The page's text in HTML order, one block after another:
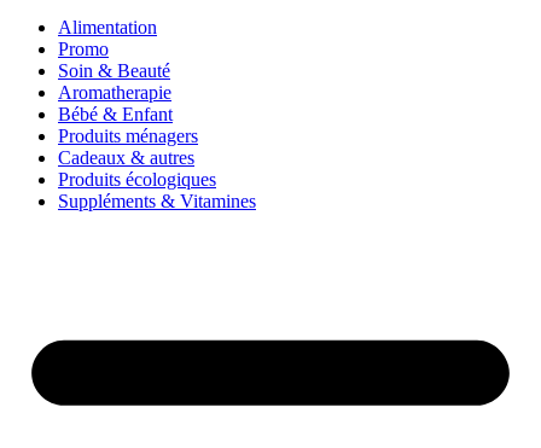
Alimentation
Promo
Soin & Beauté
Aromatherapie
Bébé & Enfant
Produits ménagers
Cadeaux & autres
Produits écologiques
Suppléments & Vitamines